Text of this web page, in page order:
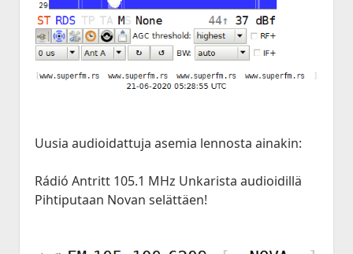
Uusia audioidattuja asemia lennosta ainakin:
Rádió Antritt 105.1 MHz Unkarista audioidillä
Pihtiputaan Novan selättäen!